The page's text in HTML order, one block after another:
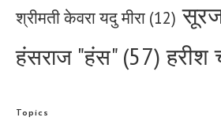
श्रीमती केवरा यदु मीरा (12)
हंसराज "हंस" (57) हरीश
Topics